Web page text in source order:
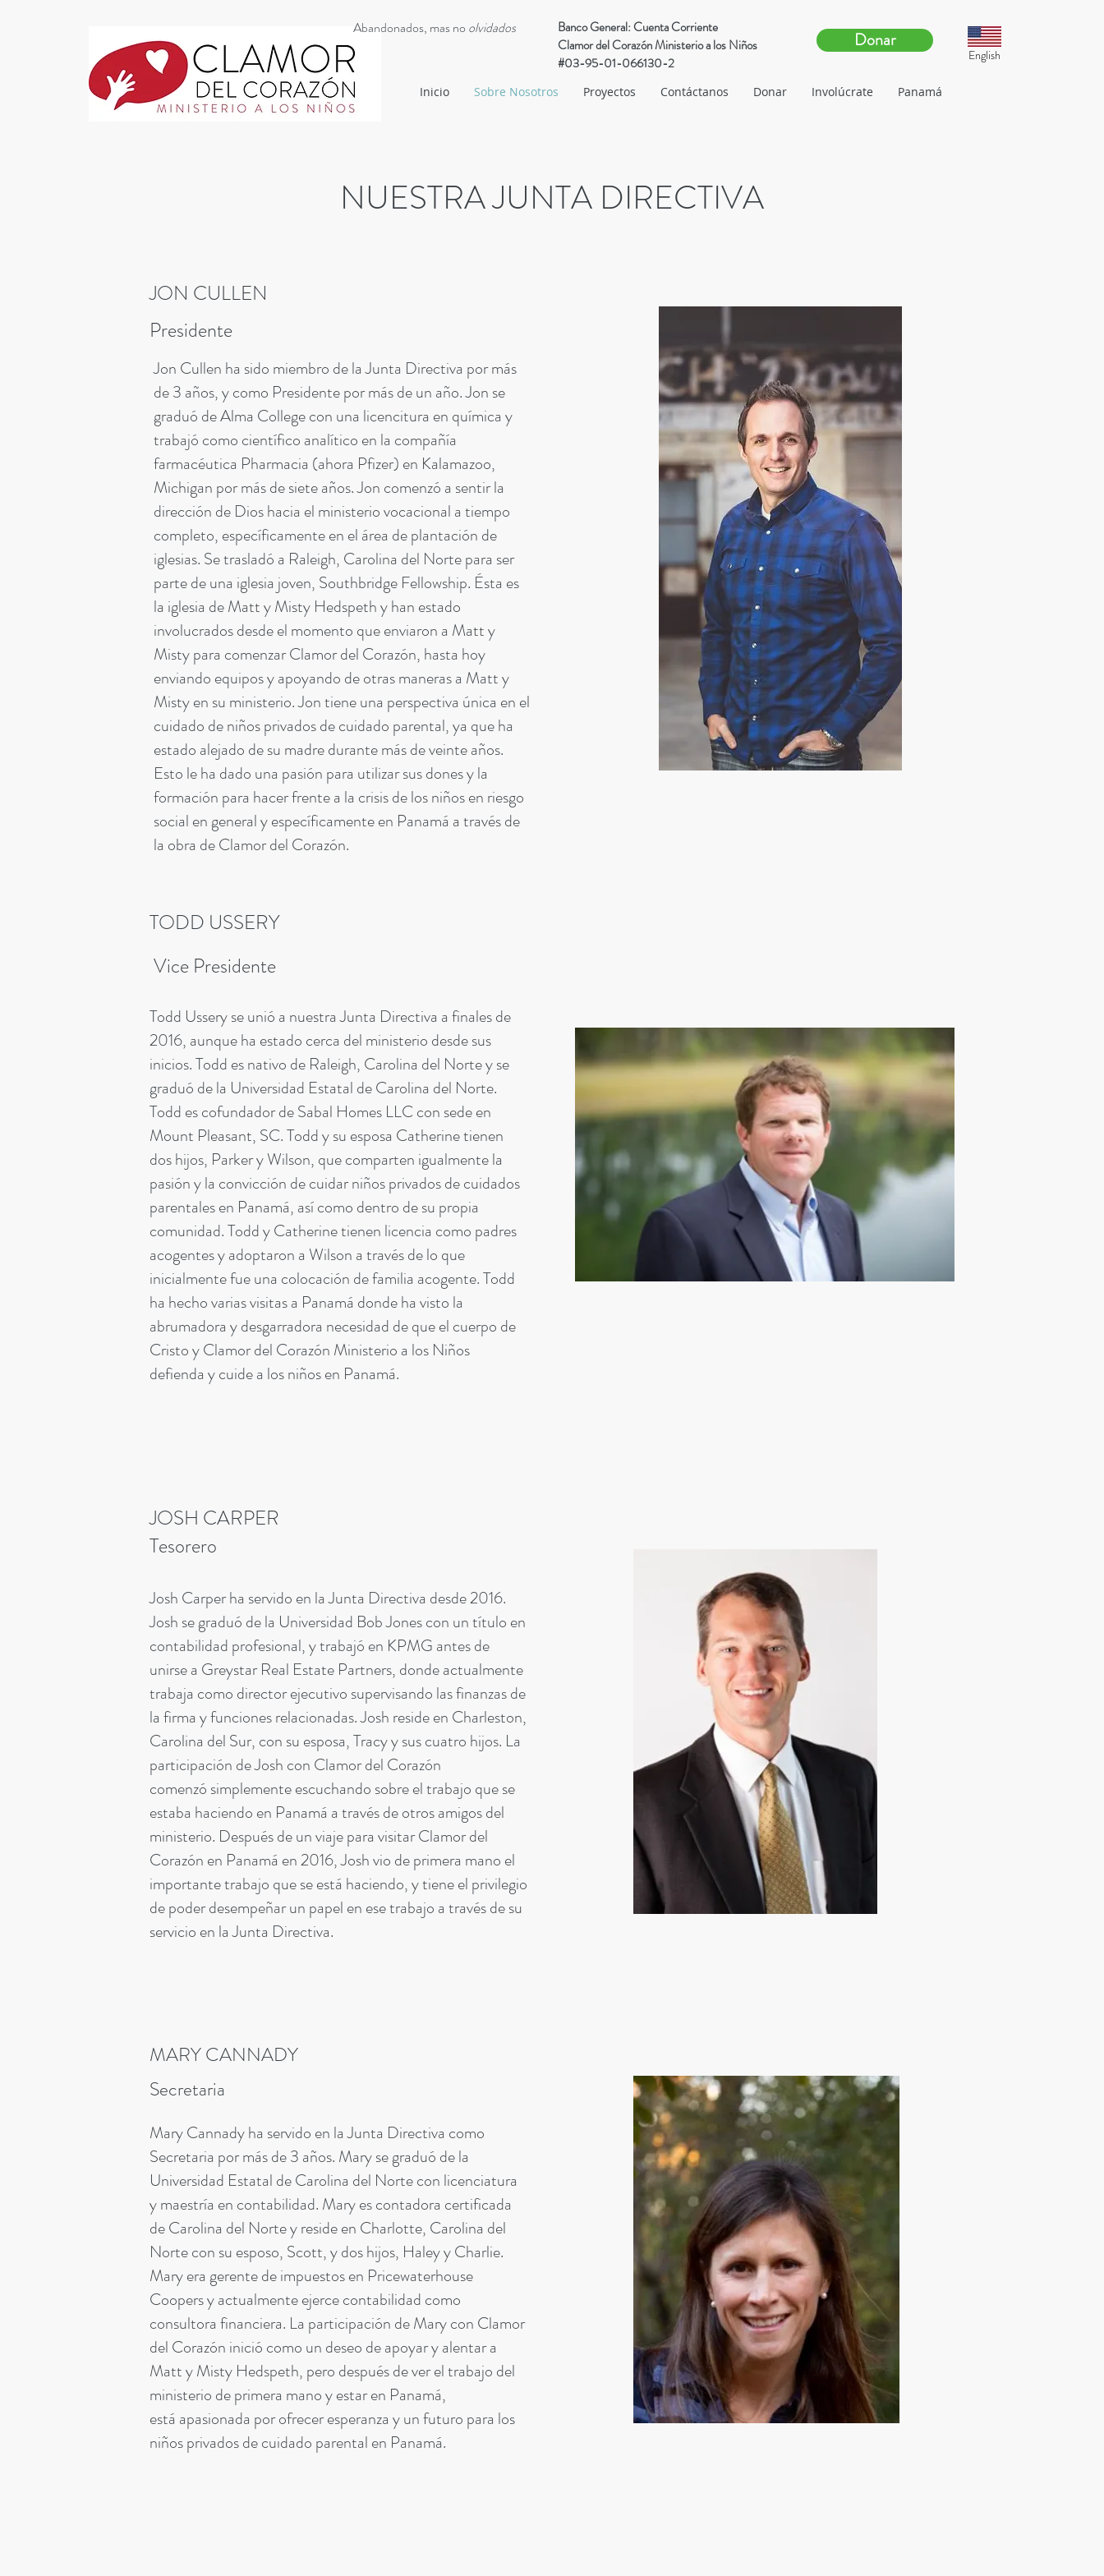
Abandonados, mas no olvidados
Banco General: Cuenta Corriente
Clamor del Corazón Ministerio a los Niños
#03-95-01-066130-2
Donar
Inicio Sobre Nosotros Proyectos Contáctanos Donar Involúcrate Panamá
English
NUESTRA JUNTA DIRECTIVA
JON CULLEN
Presidente
Jon Cullen ha sido miembro de la Junta Directiva por más
de 3 años, y como Presidente por más de un año. Jon se
graduó de Alma College con una licencitura en química y
trabajó como científico analítico en la compañía
farmacéutica Pharmacia (ahora Pfizer) en Kalamazoo,
Michigan por más de siete años. Jon comenzó a sentir la
dirección de Dios hacia el ministerio vocacional a tiempo
completo, específicamente en el área de plantación de
iglesias. Se trasladó a Raleigh, Carolina del Norte para ser
parte de una iglesia joven, Southbridge Fellowship. Ésta es
la iglesia de Matt y Misty Hedspeth y han estado
involucrados desde el momento que enviaron a Matt y
Misty para comenzar Clamor del Corazón, hasta hoy
enviando equipos y apoyando de otras maneras a Matt y
Misty en su ministerio. Jon tiene una perspectiva única en el
cuidado de niños privados de cuidado parental, ya que ha
estado alejado de su madre durante más de veinte años.
Esto le ha dado una pasión para utilizar sus dones y la
formación para hacer frente a la crisis de los niños en riesgo
social en general y específicamente en Panamá a través de
la obra de Clamor del Corazón.
TODD USSERY
Vice Presidente
Todd Ussery se unió a nuestra Junta Directiva a finales de
2016, aunque ha estado cerca del ministerio desde sus
inicios. Todd es nativo de Raleigh, Carolina del Norte y se
graduó de la Universidad Estatal de Carolina del Norte.
Todd es cofundador de Sabal Homes LLC con sede en
Mount Pleasant, SC. Todd y su esposa Catherine tienen
dos hijos, Parker y Wilson, que comparten igualmente la
pasión y la convicción de cuidar niños privados de cuidados
parentales en Panamá, así como dentro de su propia
comunidad. Todd y Catherine tienen licencia como padres
acogentes y adoptaron a Wilson a través de lo que
inicialmente fue una colocación de familia acogente. Todd
ha hecho varias visitas a Panamá donde ha visto la
abrumadora y desgarradora necesidad de que el cuerpo de
Cristo y Clamor del Corazón Ministerio a los Niños
defienda y cuide a los niños en Panamá.
JOSH CARPER
Tesorero
Josh Carper ha servido en la Junta Directiva desde 2016.
Josh se graduó de la Universidad Bob Jones con un título en
contabilidad profesional, y trabajó en KPMG antes de
unirse a Greystar Real Estate Partners, donde actualmente
trabaja como director ejecutivo supervisando las finanzas de
la firma y funciones relacionadas. Josh reside en Charleston,
Carolina del Sur, con su esposa, Tracy y sus cuatro hijos. La
participación de Josh con Clamor del Corazón
comenzó simplemente escuchando sobre el trabajo que se
estaba haciendo en Panamá a través de otros amigos del
ministerio. Después de un viaje para visitar Clamor del
Corazón en Panamá en 2016, Josh vio de primera mano el
importante trabajo que se está haciendo, y tiene el privilegio
de poder desempeñar un papel en ese trabajo a través de su
servicio en la Junta Directiva.
MARY CANNADY
Secretaria
Mary Cannady ha servido en la Junta Directiva como
Secretaria por más de 3 años. Mary se graduó de la
Universidad Estatal de Carolina del Norte con licenciatura
y maestría en contabilidad. Mary es contadora certificada
de Carolina del Norte y reside en Charlotte, Carolina del
Norte con su esposo, Scott, y dos hijos, Haley y Charlie.
Mary era gerente de impuestos en Pricewaterhouse
Coopers y actualmente ejerce contabilidad como
consultora financiera. La participación de Mary con Clamor
del Corazón inició como un deseo de apoyar y alentar a
Matt y Misty Hedspeth, pero después de ver el trabajo del
ministerio de primera mano y estar en Panamá,
está apasionada por ofrecer esperanza y un futuro para los
niños privados de cuidado parental en Panamá.